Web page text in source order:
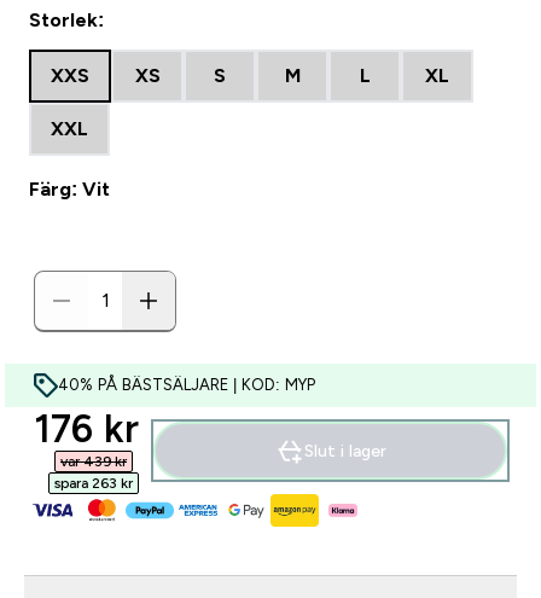
Storlek:
XXS XS S M L XL
XXL
Färg: Vit
40% PÅ BÄSTSÄLJARE | KOD: MYP
discounted price
176 kr‎
var 439 kr‎
spara 263 kr‎
Slut i lager